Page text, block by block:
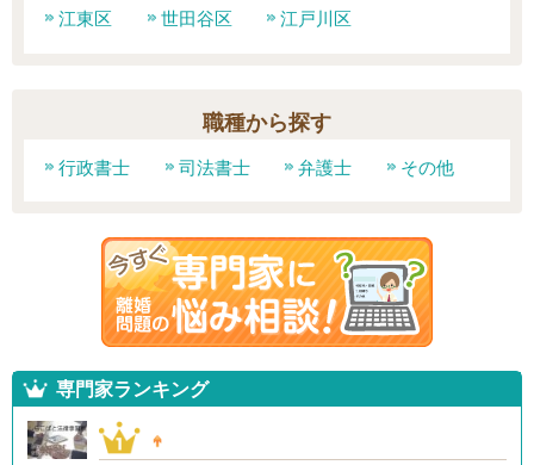
江東区
世田谷区 江戸川区
職種から探す
行政書士 司法書士 弁護士 その他
専門家ランキング